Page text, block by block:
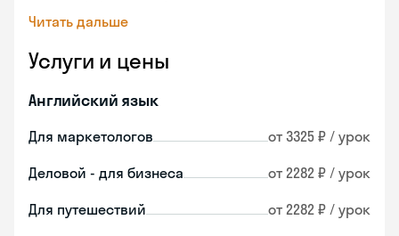
Читать дальше
Услуги и цены
Английский язык
Для маркетологов от 3325 ₽ / урок
Деловой - для бизнеса от 2282 ₽ / урок
Для путешествий от 2282 ₽ / урок